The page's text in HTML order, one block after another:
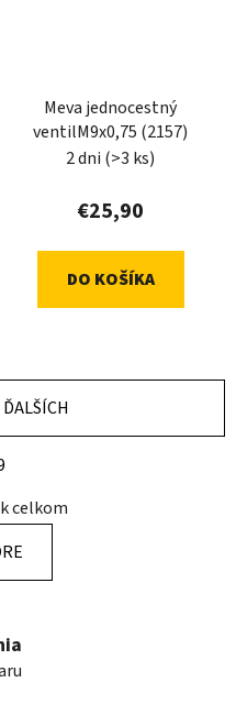
Meva jednocestný
ventilM9x0,75 (2157)
2 dni (>3 ks)
€25,90
DO KOŠÍKA
celkom